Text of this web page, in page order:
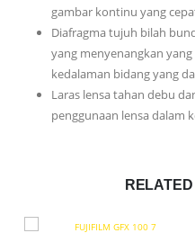
gambar kontinu yang
Diafragma tujuh bilah
yang menyenangkan
kedalaman bidang yang
Laras lensa tahan debu
penggunaan lensa dalam